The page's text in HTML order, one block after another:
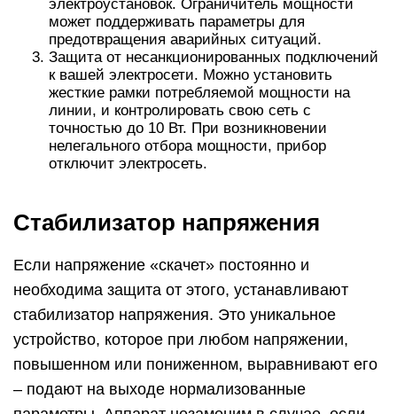
электроустановок. Ограничитель мощности
может поддерживать параметры для
предотвращения аварийных ситуаций.
Защита от несанкционированных подключений
к вашей электросети. Можно установить
жесткие рамки потребляемой мощности на
линии, и контролировать свою сеть с
точностью до 10 Вт. При возникновении
нелегального отбора мощности, прибор
отключит электросеть.
Стабилизатор напряжения
Если напряжение «скачет» постоянно и
необходима защита от этого, устанавливают
стабилизатор напряжения. Это уникальное
устройство, которое при любом напряжении,
повышенном или пониженном, выравнивают его
– подают на выходе нормализованные